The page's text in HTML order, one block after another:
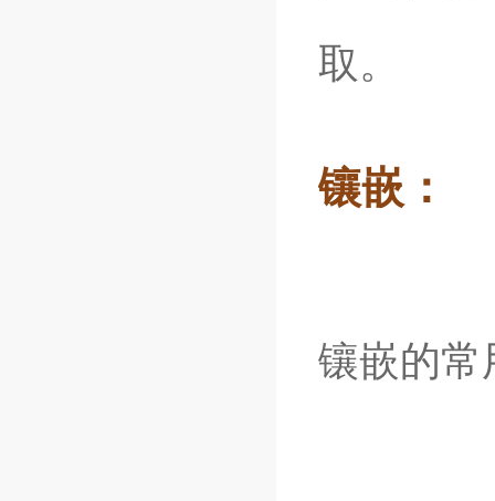
取。
镶嵌：
镶嵌的常